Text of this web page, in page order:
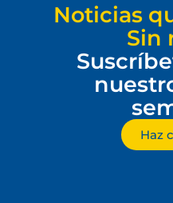
Noticias
Sin
Haz